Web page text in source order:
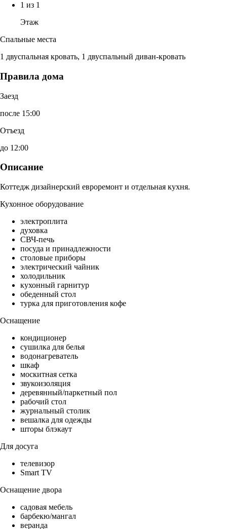
1 из 1
Этаж
Спальные места
1 двуспальная кровать, 1 двуспальный диван-кровать
Правила дома
Заезд
после 15:00
Отъезд
до 12:00
Описание
Коттедж дизайнерский евроремонт и отдельная кухня.
Кухонное оборудование
электроплита
духовка
СВЧ-печь
посуда и принадлежности
столовые приборы
электрический чайник
холодильник
кухонный гарнитур
обеденный стол
турка для приготовления кофе
Оснащение
кондиционер
сушилка для белья
водонагреватель
шкаф
москитная сетка
звукоизоляция
деревянный/паркетный пол
рабочий стол
журнальный столик
вешалка для одежды
шторы блэкаут
Для досуга
телевизор
Smart TV
Оснащение двора
садовая мебель
барбекю/мангал
веранда